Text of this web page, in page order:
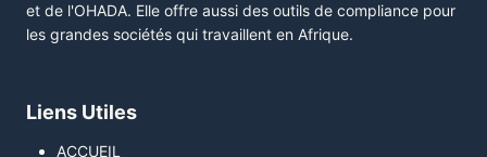
et de l'OHADA. Elle offre aussi des outils de compliance pour
les grandes sociétés qui travaillent en Afrique.
Liens Utiles
ACCUEIL